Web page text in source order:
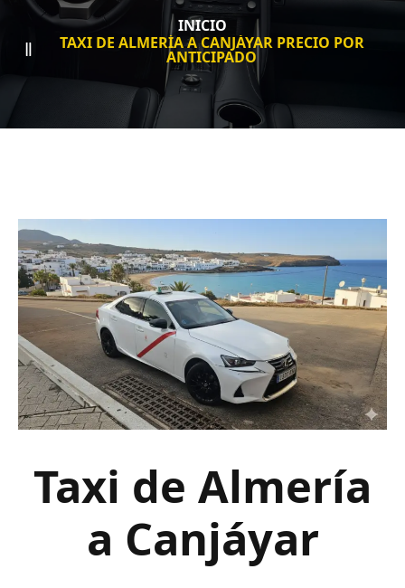
INICIO
TAXI DE ALMERÍA A CANJÁYAR PRECIO POR
ANTICIPADO
Taxi de Almería
a Canjáyar